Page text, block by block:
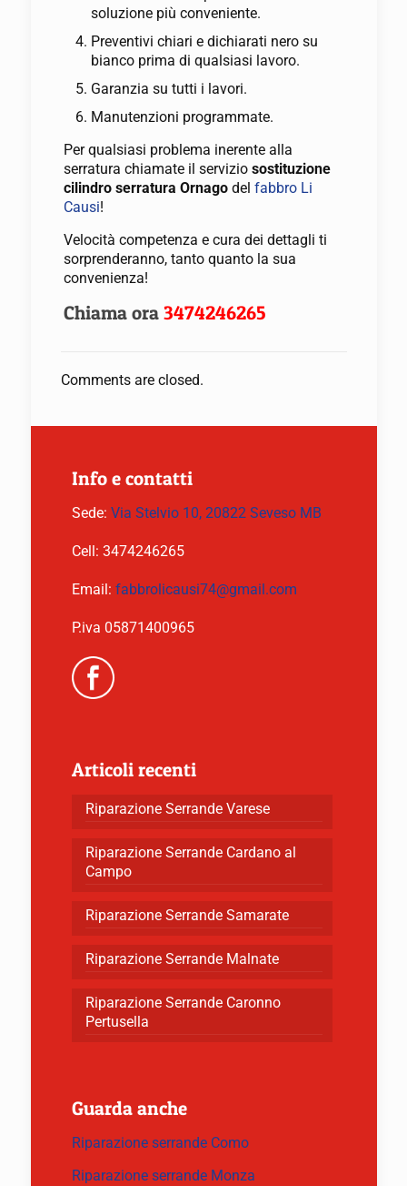
soluzione più conveniente.
Preventivi chiari e dichiarati nero su
bianco prima di qualsiasi lavoro.
Garanzia su tutti i lavori.
Manutenzioni programmate.
Per qualsiasi problema inerente alla
serratura chiamate il servizio sostituzione
cilindro serratura Ornagodel fabbro Li
Causi!
Velocità competenza e cura dei dettagli ti
sorprenderanno, tanto quanto la sua
convenienza!
Chiama ora 3474246265
Comments are closed.
Info e contatti
Sede: Via Stelvio 10, 20822 Seveso MB
Cell: 3474246265
Email: fabbrolicausi74@gmail.com
P.iva 05871400965
Articoli recenti
Riparazione Serrande Varese
Riparazione Serrande Cardano al
Campo
Riparazione Serrande Samarate
Riparazione Serrande Malnate
Riparazione Serrande Caronno
Pertusella
Guarda anche
Riparazione serrande Como
Riparazione serrande Monza